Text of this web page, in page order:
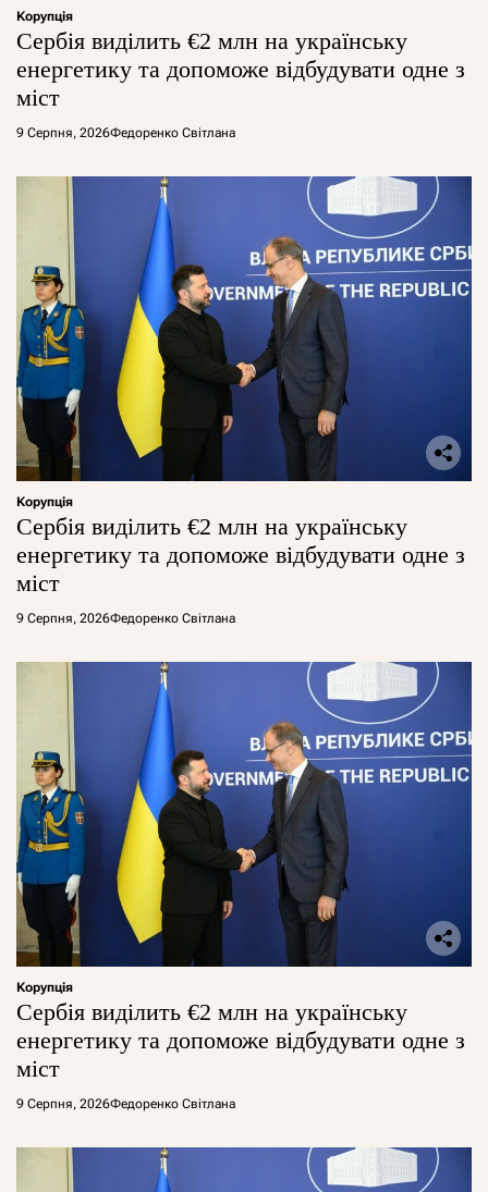
Корупція
Сербія виділить €2 млн на українську
енергетику та допоможе відбудувати одне з
міст
9 Серпня, 2026Федоренко Світлана
Корупція
Сербія виділить €2 млн на українську
енергетику та допоможе відбудувати одне з
міст
9 Серпня, 2026Федоренко Світлана
Корупція
Сербія виділить €2 млн на українську
енергетику та допоможе відбудувати одне з
міст
9 Серпня, 2026Федоренко Світлана